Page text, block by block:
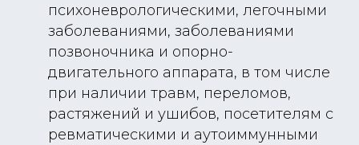
психоневрологическими, легочными
заболеваниями, заболеваниями
позвоночника и опорно-
двигательного аппарата, в том числе
при наличии травм, переломов,
растяжений и ушибов, посетителям с
ревматическими и аутоиммунными